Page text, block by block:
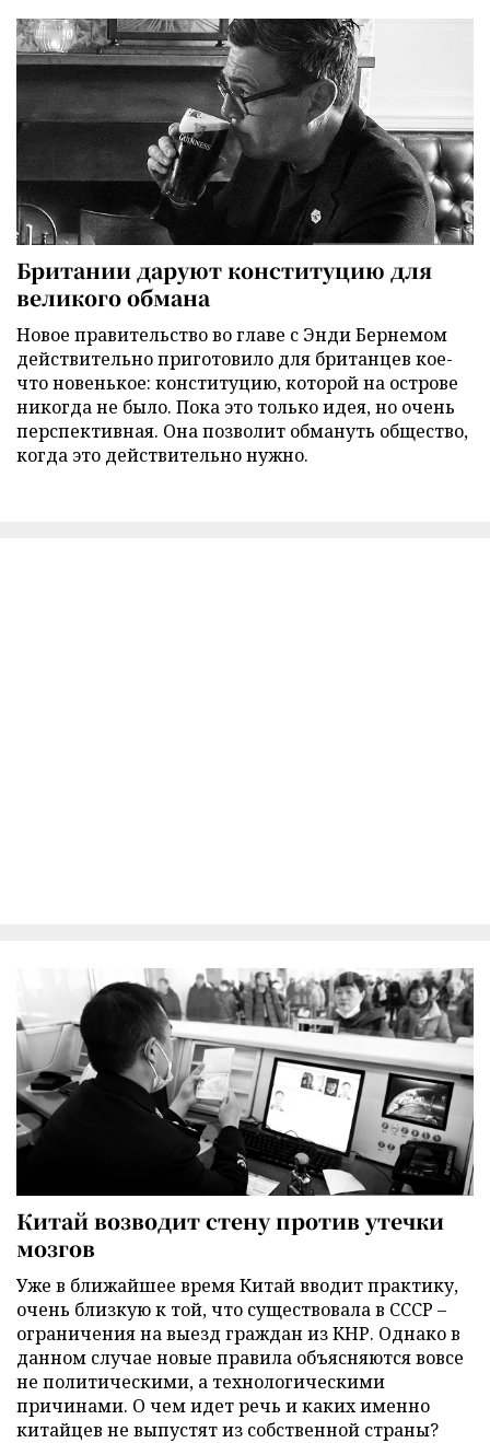
Британии даруют конституцию для
великого обмана
Новое правительство во главе с Энди Бернемом
действительно приготовило для британцев кое-
что новенькое: конституцию, которой на острове
никогда не было. Пока это только идея, но очень
перспективная. Она позволит обмануть общество,
когда это действительно нужно.
Китай возводит стену против утечки
мозгов
Уже в ближайшее время Китай вводит практику,
очень близкую к той, что существовала в СССР –
ограничения на выезд граждан из КНР. Однако в
данном случае новые правила объясняются вовсе
не политическими, а технологическими
причинами. О чем идет речь и каких именно
китайцев не выпустят из собственной страны?